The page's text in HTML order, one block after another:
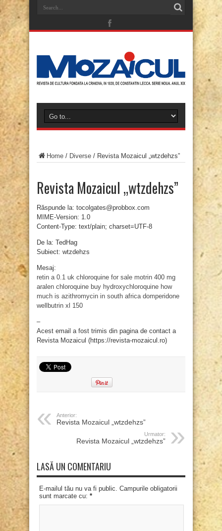
Home / Diverse / Revista Mozaicul „wtzdehzs”
Revista Mozaicul „wtzdehzs”
Răspunde la: tocolgates@probbox.com
MIME-Version: 1.0
Content-Type: text/plain; charset=UTF-8
De la: TedHag
Subiect: wtzdehzs
Mesaj:
retin a 0.1 uk chloroquine for sale motrin 400 mg
aralen chloroquine buy hydroxychloroquine how
much is azithromycin in south africa domperidone
wellbutrin xl 150
–
Acest email a fost trimis din pagina de contact a
Revista Mozaicul (https://revista-mozaicul.ro)
Anterior:
Revista Mozaicul „wtzdehzs”
Urmator:
Revista Mozaicul „wtzdehzs”
LASĂ UN COMENTARIU
E-mailul tău nu va fi public. Campurile obligatorii
sunt marcate cu: *